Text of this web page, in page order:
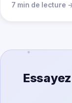
7 min de lecture